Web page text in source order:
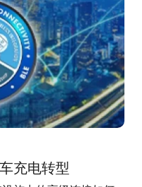
充电转型